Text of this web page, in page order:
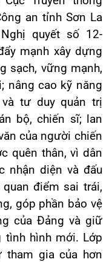
an tỉnh Sơn La
quyết số 12-
mạnh xây dựng
sạch, vững mạnh,
nâng cao kỹ năng
tư duy quản trị
bộ, chiến sĩ; lan
của người chiến
quên thân, vì dân
nhận diện và đấu
điểm sai trái,
góp phần bảo vệ
của Đảng và giữ
tình hình mới. Lớp
tham gia của hơn